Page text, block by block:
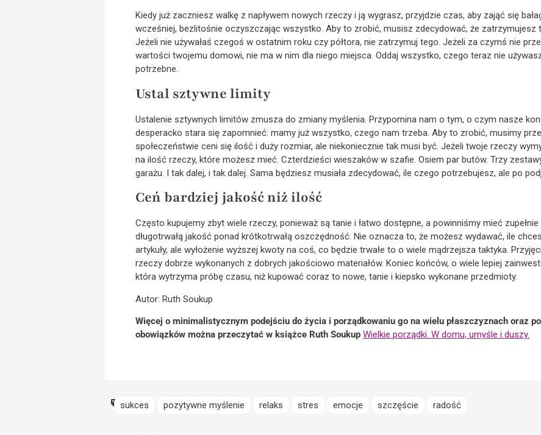
Kiedy już zaczniesz walkę z napływem nowych rzeczy i ją wygrasz, przyjdzie czas, aby zająć się
wcześniej, bezlitośnie oczyszczając wszystko. Aby to zrobić, musisz zdecydować, że zatrzymujesz
Jeżeli nie używałaś czegoś w ostatnim roku czy półtora, nie zatrzymuj tego. Jeżeli za czymś nie
wartości twojemu domowi, nie ma w nim dla niego miejsca. Oddaj wszystko, czego teraz nie
potrzebne.
Ustal sztywne limity
Ustalenie sztywnych limitów zmusza do zmiany myślenia. Przypomina nam o tym, o czym nasze
desperacko stara się zapomnieć: mamy już wszystko, czego nam trzeba. Aby to zrobić, musimy
społeczeństwie ceni się ilość i duży rozmiar, ale niekoniecznie tak musi być. Jeżeli twoje rzeczy
na ilość rzeczy, które możesz mieć. Czterdzieści wieszaków w szafie. Osiem par butów. Trzy
garażu. I tak dalej, i tak dalej. Sama będziesz musiała zdecydować, ile czego potrzebujesz, ale po
Ceń bardziej jakość niż ilość
Często kupujemy zbyt wiele rzeczy, ponieważ są tanie i łatwo dostępne, a powinniśmy mieć
długotrwałą jakość ponad krótkotrwałą oszczędność. Nie oznacza to, że możesz wydawać, ile
artykuły, ale wyłożenie wyższej kwoty na coś, co będzie trwałe to o wiele mądrzejsza taktyka.
rzeczy dobrze wykonanych z dobrych jakościowo materiałów. Koniec końców, o wiele lepiej
która wytrzyma próbę czasu, niż kupować coraz to nowe, tanie i kiepsko wykonane przedmioty.
Autor: Ruth Soukup
Więcej o minimalistycznym podejściu do życia i porządkowaniu go na wielu płaszczyznach oraz
obowiązków można przeczytać w książce Ruth Soukup Wielkie porządki. W domu, umyśle i duszy.
sukces pozytywne myślenie relaks stres emocje szczęście radość